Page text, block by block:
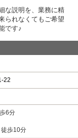
な説明を、業務に精
られなくてもご希望
です♪
22
6分
歩10分